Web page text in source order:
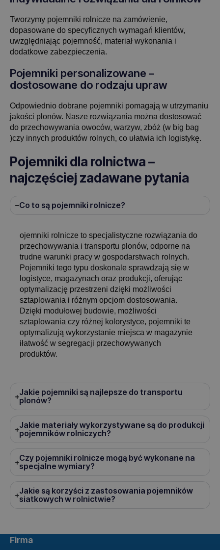
Tworzymy pojemniki rolnicze na zamówienie,
dopasowane do specyficznych wymagań klientów,
uwzględniając pojemność, materiał wykonania i
dodatkowe zabezpieczenia.
Pojemniki personalizowane –
dostosowane do rodzaju upraw
Odpowiednio dobrane pojemniki pomagają w utrzymaniu
jakości plonów. Nasze rozwiązania można dostosować
do przechowywania owoców, warzyw, zbóż (w big bag
)czy innych produktów rolnych, co ułatwia ich logistykę.
Pojemniki dla rolnictwa –
najczęściej zadawane pytania
Co to są pojemniki rolnicze?
ojemniki rolnicze to specjalistyczne rozwiązania do
przechowywania i transportu plonów, odporne na
trudne warunki pracy w gospodarstwach rolnych.
Pojemniki tego typu doskonale sprawdzają się w
logistyce, magazynach oraz produkcji, oferując
optymalizację przestrzeni dzięki możliwości
sztaplowania i różnym opcjom dostosowania.
Dzięki modułowej budowie, możliwości
sztaplowania czy różnej kolorystyce, pojemniki te
optymalizują wykorzystanie miejsca w magazynie
iłatwość w segregacji przechowywanych
produktów.
Jakie pojemniki są najlepsze do transportu
plonów?
Jakie materiały wykorzystywane są do produkcji
pojemników rolniczych?
Czy pojemniki rolnicze mogą być wykonane na
specjalne wymiary?
Jakie są korzyści z zastosowania pojemników
siatkowych w rolnictwie?
Firma